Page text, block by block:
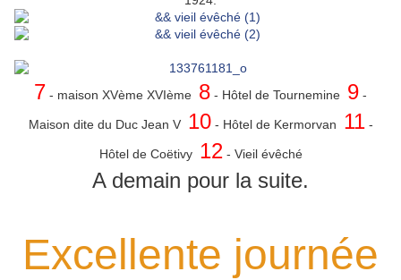
7 - maison XVème XVIème 8 - Hôtel de Tournemine 9 -
Maison dite du Duc Jean V 10- Hôtel de Kermorvan 11-
Hôtel de Coëtivy 12- Vieil évêché
A demain pour la suite.
Excellente journée